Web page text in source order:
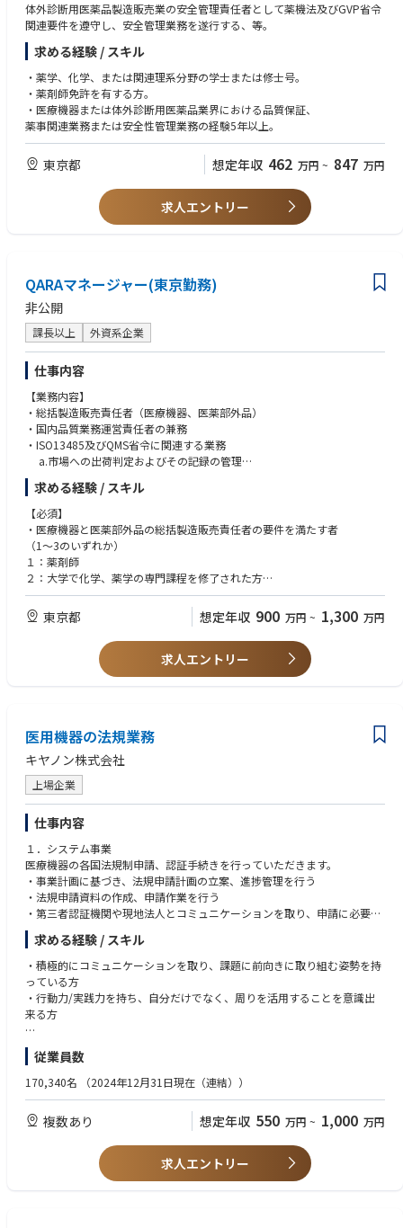
体外診断用医薬品製造販売業の安全管理責任者として薬機法及びGVP省令
関連要件を遵守し、安全管理業務を遂行する、等。
求める経験 / スキル
・薬学、化学、または関連理系分野の学士または修士号。
・薬剤師免許を有する方。
・医療機器または体外診断用医薬品業界における品質保証、
薬事関連業務または安全性管理業務の経験5年以上。
東京都 想定年収 462 万円 ~ 847 万円
求人エントリー
QARAマネージャー(東京勤務)
非公開
課長以上 外資系企業
仕事内容
【業務内容】
・総括製造販売責任者（医療機器、医薬部外品）
・国内品質業務運営責任者の兼務
・ISO13485及びQMS省令に関連する業務
a.市場への出荷判定およびその記録の管理
b.最終製品の保管場所の管理
c.薬機法で定める品質の合意文書の管理・更新
d.不適合品の取り扱い全般、回収対応
e.品質管理に必要な監査の対応（内部と外部）
f.SOPその他文書・記録の管理と維持
・QARA（品質保証・薬事）部門のマネジメント（現在は部下1名の予定）
・返品の再出荷判定
・製品廃止手続き
・同梱資材の調達管理
・海外との品質に関する窓口業務
・業許可の管理（海外及び国内）
・毒劇物取扱責任者
・品質管理に関する教育訓練
・海外品質部門とのコミュニケーション（英文の資料作成含む）
・その他状況に応じて上記に付随する業務
求める経験 / スキル
【必須】
・医療機器と医薬部外品の総括製造販売責任者の要件を満たす者
（1～3のいずれか）
１：薬剤師
２：大学で化学、薬学の専門課程を修了された方
３：医療機器・医薬品・再生医療製品の製販実務経験5年で、その後に医
療機器総括の資格を取得かつ、医薬品・化粧品・医薬部外品の製造実務経
験が3年ある方
東京都 想定年収 900 万円 ~ 1,300 万円
求人エントリー
医用機器の法規業務
キヤノン株式会社
上場企業
仕事内容
１．システム事業
医療機器の各国法規制申請、認証手続きを行っていただきます。
・事業計画に基づき、法規申請計画の立案、進捗管理を行う
・法規申請資料の作成、申請作業を行う
・第三者認証機関や現地法人とコミュニケーションを取り、申請に必要な
情報提供を行う
・法規申請後の当局からの照会対応を行う
・国内では厚労省・PMDA、米国ではFDA、中国ではNMPA、その他海外の
法規関連当局とコミュニケーションを行う
２．コンポーネント事業（デジタルラジオグラフィー、眼科製品など）
対応を担うポジションです。
開発初期から設計・品質部門と連携し、各国規制を踏まえた要求整理や技
術文書の構築、規制当局・認証機関との折衝、市販後の変更管理まで、製
品のライフサイクル全体に関与します。
せるか」を考え抜く点に、この仕事ならではの面白さがあります。
承認取得や市場展開が実現した際には、自身の関与が事業や医療現場につ
求める経験 / スキル
・積極的にコミュニケーションを取り、課題に前向きに取り組む姿勢を持
っている方
・行動力/実践力を持ち、自分だけでなく、周りを活用することを意識出
来る方
【必要経験スキル】
・関連する医療機器法の理解
・ISO13485 / ISO9001 知識
・専門用語理解
・医療機器産業での実務経験
・申請、法規対応、品質保証、設計管理いずれかの経験
【歓迎要件・スキル】
従業員数
170,340名 （2024年12月31日現在（連結））
複数あり 想定年収 550 万円 ~ 1,000 万円
求人エントリー